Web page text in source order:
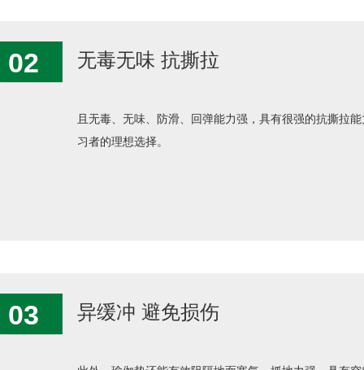
无毒无味 抗撕拉
且无毒、无味、防滑、回弹能力强，具有很强的抗撕拉
习者的理想选择。
02
异缓冲 避免损伤
03